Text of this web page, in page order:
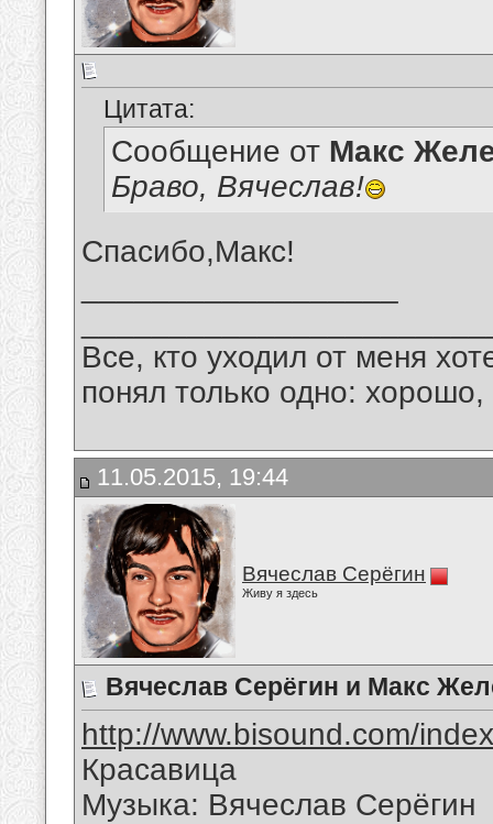
Цитата:
Сообщение от Макс
Браво, Вячеслав!
Спасибо,Макс!
Все, кто уходил от меня
понял только одно:
11.05.2015, 19:44
Вячеслав Серёгин
Живу я здесь
Вячеслав Серёгин и Макс
http://www.bisound.com/
Красавица
Музыка: Вячеслав Серёгин